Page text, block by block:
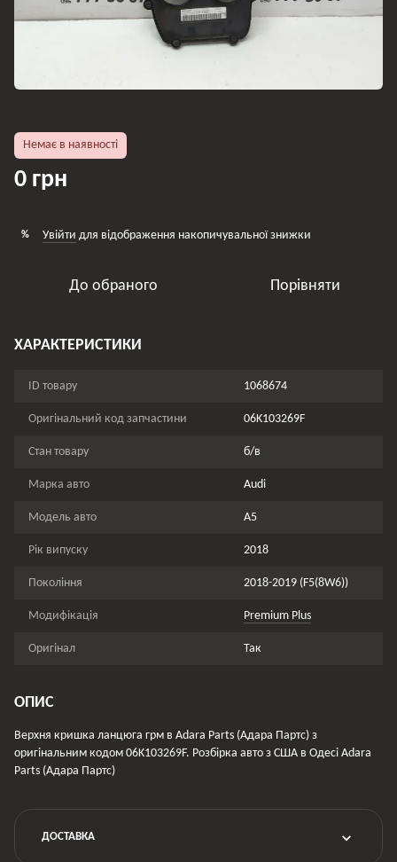
Немає в наявності
0 грн
% Увійти для відображення накопичувальної знижки
До обраного Порівняти
ХАРАКТЕРИСТИКИ
ID товару 1068674
Оригінальний код запчастини 06K103269F
Стан товару б/в
Марка авто Audi
Модель авто A5
Рік випуску 2018
Покоління 2018-2019 (F5(8W6))
Модифікація Premium Plus
Оригінал Так
ОПИС
Верхня кришка ланцюга грм в Adara Parts (Адара Партс) з
оригінальним кодом 06K103269F. Розбірка авто з США в Одесі Adara
Parts (Адара Партс)
ДОСТАВКА